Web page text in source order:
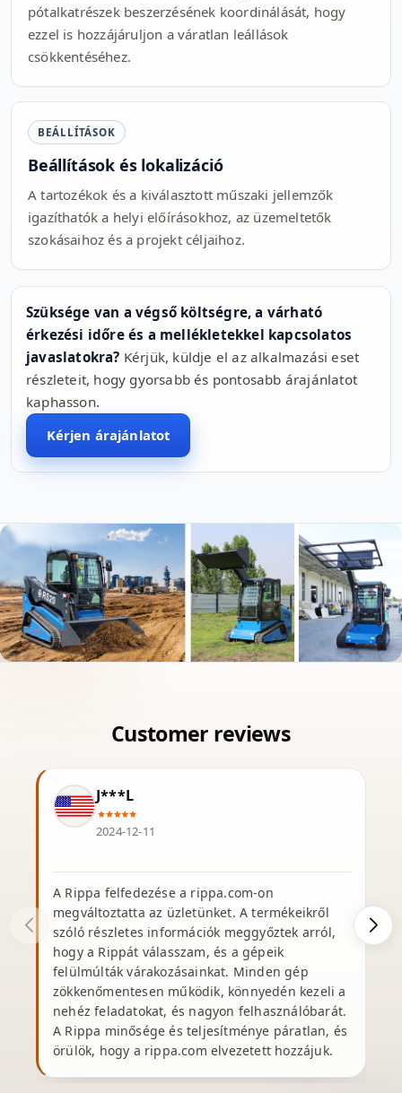
pótalkatrészek beszerzésének koordinálását, hogy
ezzel is hozzájáruljon a váratlan leállások
csökkentéséhez.
BEÁLLÍTÁSOK
Beállítások és lokalizáció
A tartozékok és a kiválasztott műszaki jellemzők
igazíthatók a helyi előírásokhoz, az üzemeltetők
szokásaihoz és a projekt céljaihoz.
Szüksége van a végső költségre, a várható
érkezési időre és a mellékletekkel kapcsolatos
javaslatokra? Kérjük, küldje el az alkalmazási eset
részleteit, hogy gyorsabb és pontosabb árajánlatot
kaphasson.
Kérjen árajánlatot
J***L
2024-12-11
A Rippa felfedezése a rippa.com-on
megváltoztatta az üzletünket. A termékeikről
szóló részletes információk meggyőztek arról,
hogy a Rippát válasszam, és a gépeik
felülmúlták várakozásainkat. Minden gép
zökkenőmentesen működik, könnyedén kezeli a
nehéz feladatokat, és nagyon felhasználóbarát.
A Rippa minősége és teljesítménye páratlan, és
örülök, hogy a rippa.com elvezetett hozzájuk.